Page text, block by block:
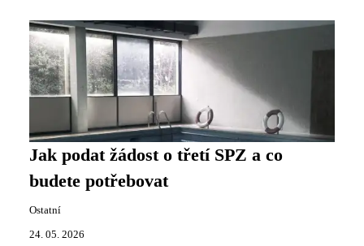
Jak podat žádost o třetí SPZ a co
budete potřebovat
Ostatní
24. 05. 2026